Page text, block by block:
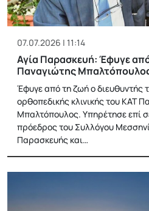
07.07.2026 | 11:14
Αγία Παρασκευή: Έφυγε
Παναγιώτης
Έφυγε από τη ζωή ο διευθυντής
ορθοπεδικής κλινικής του ΚΑΤ
Μπαλτόπουλος. Υπηρέτησε επί
πρόεδρος του Συλλόγου
Παρασκευής και…